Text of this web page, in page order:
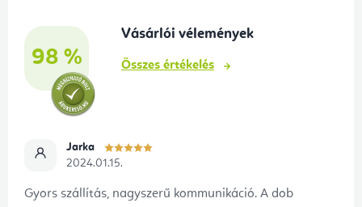
98 %
Vásárlói vélemények
Összes értékelés
Jarka
2024.01.15.
Gyors szállítás, nagyszerű kommunikáció. A dob